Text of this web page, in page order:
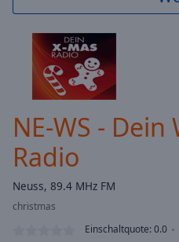
Backward
Forward
Current
0:00
Duration-:-
0.00%
TypeLIVE
Seek to
NE-WS -
Radio
Neuss, 89.4 MHz FM
christmas
Einschaltquote:0.0